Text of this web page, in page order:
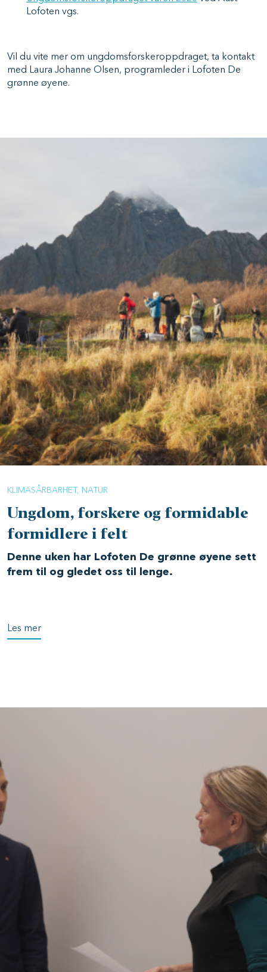
Lofoten vgs.
Vil du vite mer om ungdomsforskeroppdraget, ta kontakt
med Laura Johanne Olsen, programleder i Lofoten De
grønne øyene.
KLIMASÅRBARHET NATUR
Ungdom, forskere og formidable
formidlere i felt
Denne uken har Lofoten De grønne øyene sett
frem til og gledet oss til lenge.
Les mer